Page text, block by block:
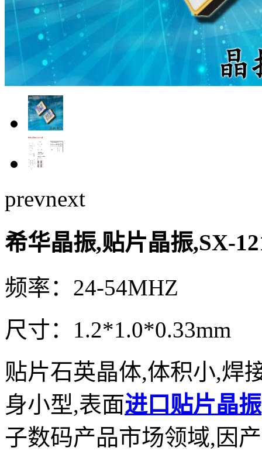
prevnext
希华晶振,贴片晶振,SX-
频率：24-54MHZ
尺寸：1.2*1.0*0.33mm
贴片石英晶体,体积小,焊
身小型,表面进口贴片晶振
子数码产品市场领域,因